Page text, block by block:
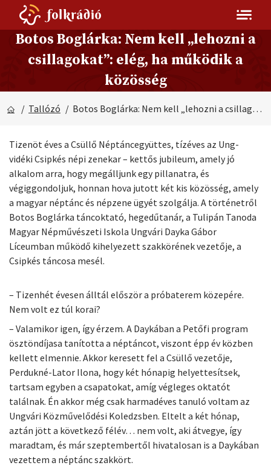
Botos Boglárka: Nem kell „lehozni a
csillagokat”: elég, ha működik a
közösség
/ Tallózó / Botos Boglárka: Nem kell „lehozni a csillagokat”: elég, ha működik a közösség
Tizenöt éves a Csüllő Néptáncegyüttes, tízéves az Ung-
vidéki Csipkés népi zenekar – kettős jubileum, amely jó
alkalom arra, hogy megálljunk egy pillanatra, és
végiggondoljuk, honnan hova jutott két kis közösség, amely
a magyar néptánc és népzene ügyét szolgálja. A történetről
Botos Boglárka táncoktató, hegedűtanár, a Tulipán Tanoda
Magyar Népművészeti Iskola Ungvári Dayka Gábor
Líceumban működő kihelyezett szakkörének vezetője, a
Csipkés táncosa mesél.
– Tizenhét évesen álltál először a próbaterem közepére.
Nem volt ez túl korai?
– Valamikor igen, így érzem. A Daykában a Petőfi program
ösztöndíjasa tanította a néptáncot, viszont épp év közben
kellett elmennie. Akkor keresett fel a Csüllő vezetője,
Perdukné-Lator Ilona, hogy két hónapig helyettesítsek,
tartsam egyben a csapatokat, amíg végleges oktatót
találnak. Én akkor még csak harmadéves tanuló voltam az
Ungvári Közművelődési Koledzsben. Eltelt a két hónap,
aztán jött a következő félév… nem volt, aki átvegye, így
maradtam, és már szeptembertől hivatalosan is a Daykában
vezettem a néptánc szakkört.